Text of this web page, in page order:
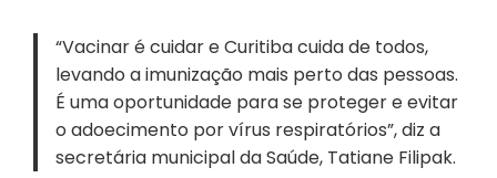
“Vacinar é cuidar e Curitiba cuida de todos,
levando a imunização mais perto das pessoas.
É uma oportunidade para se proteger e evitar
o adoecimento por vírus respiratórios”, diz a
secretária municipal da Saúde, Tatiane Filipak.